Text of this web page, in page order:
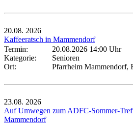
20.08. 2026
Kaffeeratsch in Mammendorf
Termin:
20.08.2026 14:00 Uhr
Kategorie:
Senioren
Ort:
Pfarrheim Mammendorf,
23.08. 2026
Auf Umwegen zum ADFC-Sommer-
Mammendorf